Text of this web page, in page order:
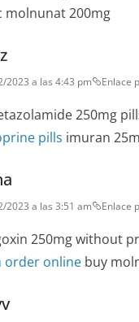
molnunat 200mg
2023 a las 4:43 pm Enlace
250mg
pills imuran
2023 a las 3:51 am Enlace
250mg without
order online buy